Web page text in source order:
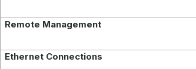
Remote Management
Ethernet Connections